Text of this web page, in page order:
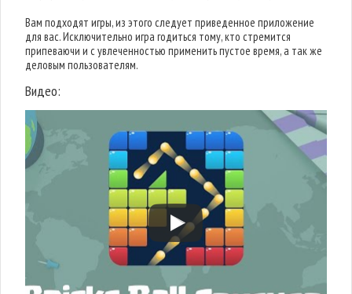
Вам подходят игры, из этого следует приведенное приложение
для вас. Исключительно игра годиться тому, кто стремится
припеваючи и с увлеченностью применить пустое время, а так же
деловым пользователям.
Видео: